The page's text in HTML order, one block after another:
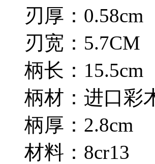
刃厚：0.58cm
刃宽：5.7CM
柄长：15.5cm
柄材：进口彩
柄厚：2.8cm
材料：8cr13